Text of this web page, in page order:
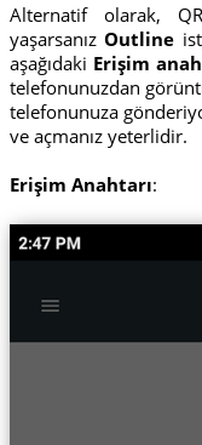
Alternatif olarak,
yaşarsanızOutline
aşağıdaki Erişim
telefonunuzdan
telefonunuza
ve açmanız yeterlidir.
Erişim Anahtarı: